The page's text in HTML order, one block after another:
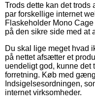
Trods dette kan det trods
par forskellige internet
Flaskeholder Mono
på den sikre side med at
Du skal lige meget hvad
på nettet afsætter et
uendeligt god, kunne
forretning. Køb med
Indsigelsesordningen,
internet virksomheder.